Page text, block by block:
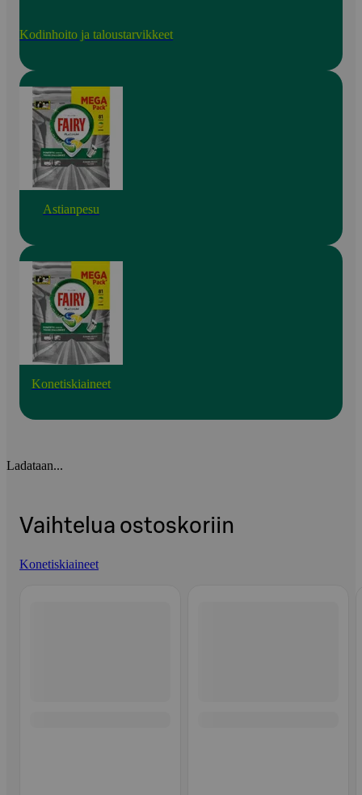
Kodinhoito ja taloustarvikkeet
Astianpesu
Konetiskiaineet
Ladataan...
Vaihtelua ostoskoriin
Konetiskiaineet